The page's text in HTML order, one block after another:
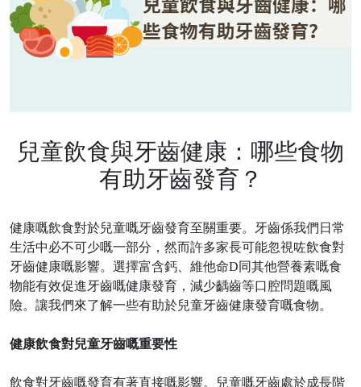
兒童飲食與牙齒健康：哪些食物
有助牙齒發育？
健康嘅飲食對於兒童嘅牙齒發育至關重要。牙齒係我們日常
生活中必不可少嘅一部分，然而許多家長可能忽視咗飲食對
牙齒健康嘅影響。選擇富含鈣、維他命D同其他營養素嘅食
物能有效促進牙齒嘅健康發育，減少齲齒等口腔問題嘅風
險。讓我們來了解一些有助於兒童牙齒健康發育嘅食物。
健康飲食對兒童牙齒嘅重要性
飲食對牙齒嘅發育有著直接嘅影響。兒童嘅牙齒處於成長階